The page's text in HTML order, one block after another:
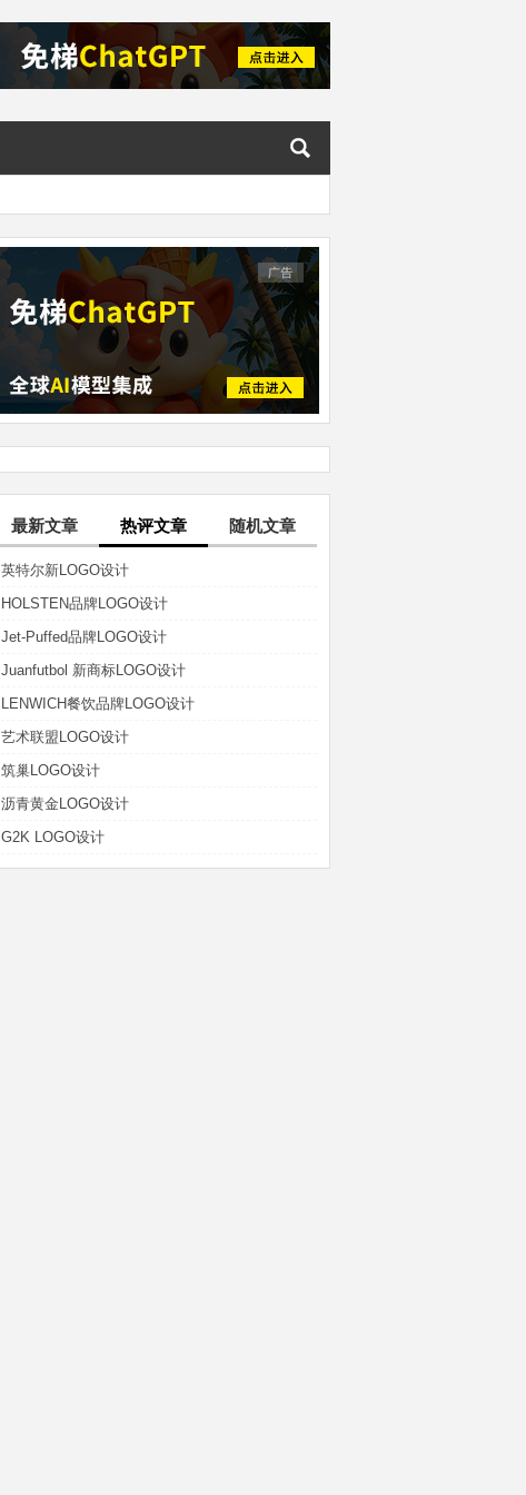
最新文章 热评文章 随机文章
英特尔新LOGO设计
HOLSTEN品牌LOGO设计
Jet-Puffed品牌LOGO设计
Juanfutbol 新商标LOGO设计
LENWICH餐饮品牌LOGO设计
艺术联盟LOGO设计
筑巢LOGO设计
沥青黄金LOGO设计
G2K LOGO设计